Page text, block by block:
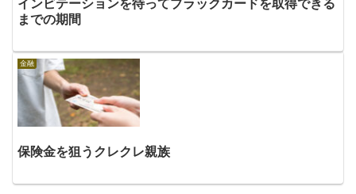
インビテーションを待ってブラックカードを取得できる
までの期間
金融
保険金を狙うクレクレ親族